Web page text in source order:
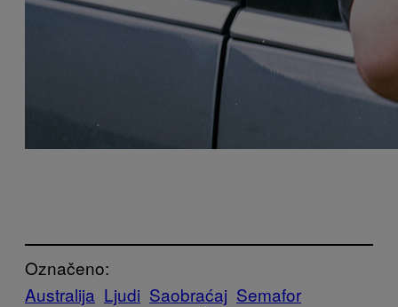
Označeno:
Australija Ljudi Saobraćaj Semafor